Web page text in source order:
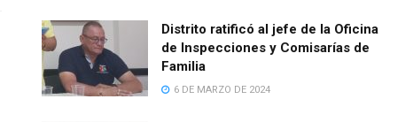
Distrito ratificó al jefe de la Oficina
de Inspecciones y Comisarías de
Familia
6 DE MARZO DE 2024